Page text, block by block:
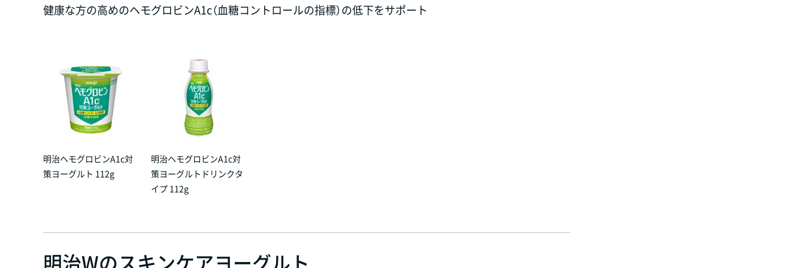
健康な方の高めのヘモグロビンA1c（血糖コントロールの指標）の低下をサポート
明治ヘモグロビンA1c対
策ヨーグルト 112g
明治ヘモグロビンA1c対
策ヨーグルトドリンクタ
イプ 112g
明治Wのスキンケアヨーグルト